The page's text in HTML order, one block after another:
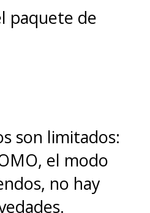
paquete de
son limitados:
el modo
no hay